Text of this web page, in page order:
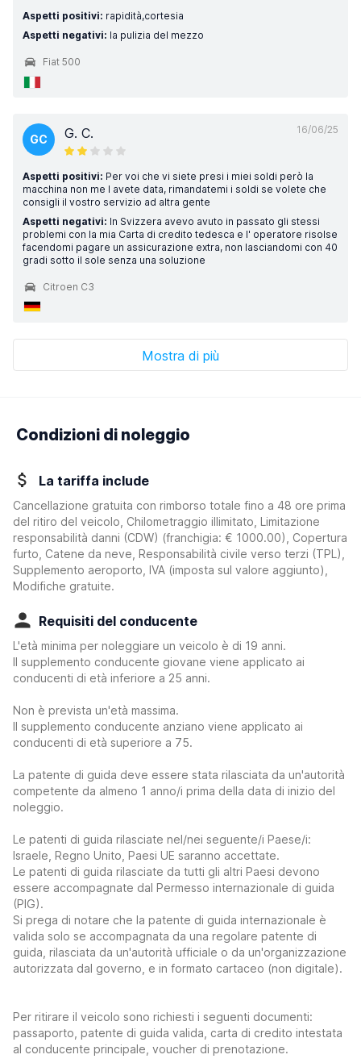
Aspetti positivi: rapidità,cortesia
Aspetti negativi: la pulizia del mezzo
Fiat 500
16/06/25
GC G. C.
Aspetti positivi: Per voi che vi siete presi i miei soldi però la
macchina non me l avete data, rimandatemi i soldi se volete che
consigli il vostro servizio ad altra gente
Aspetti negativi: In Svizzera avevo avuto in passato gli stessi
problemi con la mia Carta di credito tedesca e l' operatore risolse
facendomi pagare un assicurazione extra, non lasciandomi con 40
gradi sotto il sole senza una soluzione
Citroen C3
Mostra di più
Condizioni di noleggio
La tariffa include
Cancellazione gratuita con rimborso totale fino a 48 ore prima
del ritiro del veicolo, Chilometraggio illimitato, Limitazione
responsabilità danni (CDW) (franchigia: € 1000.00)
, Copertura
furto, Catene da neve, Responsabilità civile verso terzi (TPL),
Supplemento aeroporto, IVA (imposta sul valore aggiunto),
Modifiche gratuite.
Requisiti del conducente
L'età minima per noleggiare un veicolo è di 19 anni.
Il supplemento conducente giovane viene applicato ai
conducenti di età inferiore a 25 anni.
Non è prevista un'età massima.
Il supplemento conducente anziano viene applicato ai
conducenti di età superiore a 75.
La patente di guida deve essere stata rilasciata da un'autorità
competente da almeno 1 anno/i prima della data di inizio del
noleggio.
Le patenti di guida rilasciate nel/nei seguente/i Paese/i:
Israele, Regno Unito, Paesi UE saranno accettate.
Le patenti di guida rilasciate da tutti gli altri Paesi devono
essere accompagnate dal Permesso internazionale di guida
(PIG).
Si prega di notare che la patente di guida internazionale è
valida solo se accompagnata da una regolare patente di
guida, rilasciata da un'autorità ufficiale o da un'organizzazione
autorizzata dal governo, e in formato cartaceo (non digitale).
Per ritirare il veicolo sono richiesti i seguenti documenti:
passaporto, patente di guida valida, carta di credito intestata
al conducente principale, voucher di prenotazione.